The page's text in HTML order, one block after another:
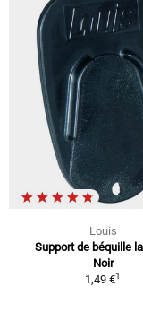
Louis
Support de béquille
Noir
1,49 €1